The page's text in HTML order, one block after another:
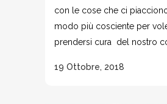
con le cose che ci
modo più cosciente per
prendersi cura del nostro
19 Ottobre, 2018